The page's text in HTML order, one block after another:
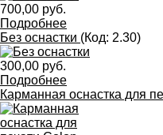
700,00 руб.
Подробнее
Без оснастки (Код: 2.30)
300,00 руб.
Подробнее
Карманная оснастка для